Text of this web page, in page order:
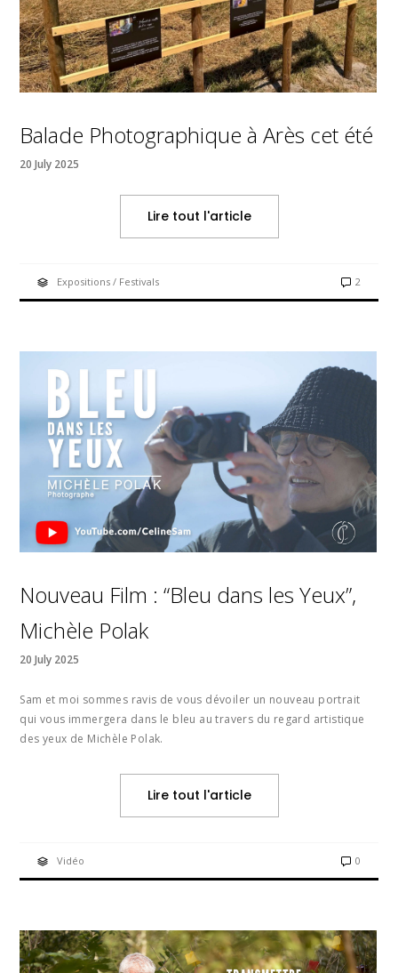
Balade Photographique à Arès cet été
20 July 2025
Lire tout l'article
Expositions / Festivals 2
Nouveau Film : “Bleu dans les Yeux”,
Michèle Polak
20 July 2025
Sam et moi sommes ravis de vous dévoiler un nouveau portrait
qui vous immergera dans le bleu au travers du regard artistique
des yeux de Michèle Polak.
Lire tout l'article
Vidéo 0